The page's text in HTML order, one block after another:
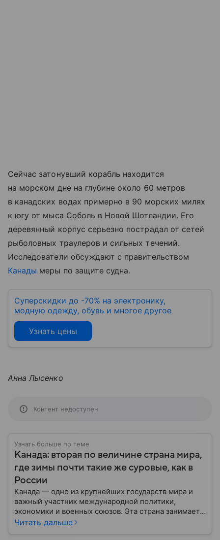
Сейчас затонувший корабль находится
на морском дне на глубине около 60 метров
в канадских водах примерно в 90 морских милях
к югу от мыса Соболь в Новой Шотландии. Его
деревянный корпус серьезно пострадал от сетей
рыболовных траулеров и сильных течений.
Исследователи обсуждают с правительством
Канады меры по защите судна.
Суперскидки до -70% на электронику,
модную одежду, обувь и многое другое
Узнать цены
Анна Лысенко
Контент недоступен
Узнать больше по теме
Канада: вторая по величине страна мира,
где зимы почти такие же суровые, как в
России
Канада — одно из крупнейших государств мира и
важный участник международной политики,
экономики и военных союзов. Эта страна занимает
огромную часть Северной Америки и обладает
Читать дальше